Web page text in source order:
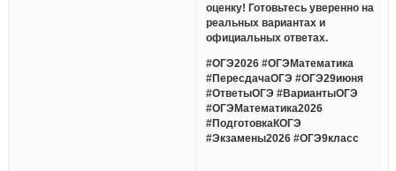
оценку! Готовьтесь уверенно на
реальных вариантах и
официальных ответах.
#ОГЭ2026 #ОГЭМатематика
#ПересдачаОГЭ #ОГЭ29июня
#ОтветыОГЭ #ВариантыОГЭ
#ОГЭМатематика2026
#ПодготовкаКОГЭ
#Экзамены2026 #ОГЭ9класс